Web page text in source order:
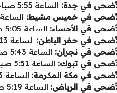
في جدة: الساعة 5:55 صباحًا.
في خميس مشيط: الساعة 5:48 صباحًا.
في الأحساء: الساعة 5:05 صباحًا.
في حفر الباطن: الساعة 5:13 صباحًا.
في نجران: الساعة 5:43 صباحًا.
في تبوك: الساعة 5:51 صباحًا.
في مكة المكرمة: الساعة 5:53 صباحًا.
في الرياض: الساعة 5:19 صباحًا.